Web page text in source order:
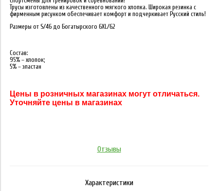
Трусы изготовлены из качественного мягкого хлопка. Широкая резинка с
фирменным рисунком обеспечивает комфорт и подчеркивает Русский стиль!
Размеры от S/46 до Богатырского 6XL/62
Состав:
95% – хлопок;
5% – эластан
Цены в розничных магазинах могут отличаться.
Уточняйте цены в магазинах
Отзывы
Характеристики